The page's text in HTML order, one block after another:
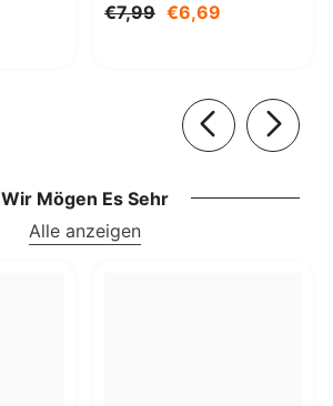
€7,99 €6,69
Wir Mögen Es Sehr
Alle anzeigen